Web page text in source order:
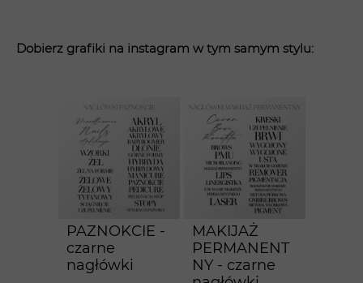
Dobierz grafiki na instagram w tym samym stylu:
PAZNOKCIE -
czarne
nagłówki
MAKIJAŻ
PERMANENT
NY - czarne